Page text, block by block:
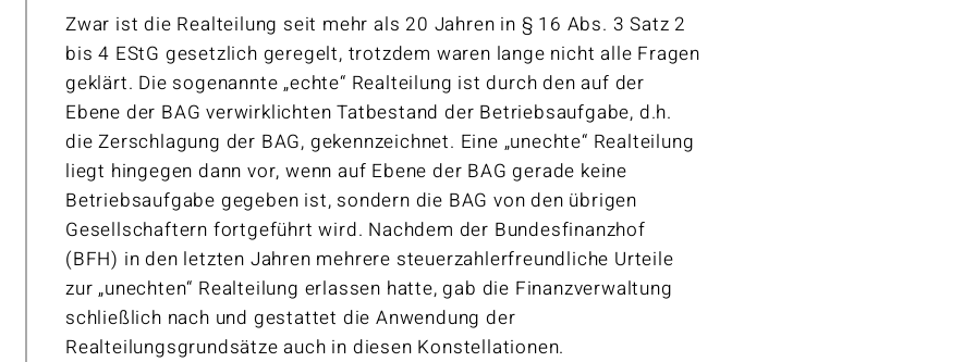
Zwar ist die Realteilung seit mehr als 20 Jahren in § 16 Abs. 3 Satz 2
bis 4 EStG gesetzlich geregelt, trotzdem waren lange nicht alle Fragen
geklärt. Die sogenannte „echte“ Realteilung ist durch den auf der
Ebene der BAG verwirklichten Tatbestand der Betriebsaufgabe, d.h.
die Zerschlagung der BAG, gekennzeichnet. Eine „unechte“ Realteilung
liegt hingegen dann vor, wenn auf Ebene der BAG gerade keine
Betriebsaufgabe gegeben ist, sondern die BAG von den übrigen
Gesellschaftern fortgeführt wird. Nachdem der Bundesfinanzhof
(BFH) in den letzten Jahren mehrere steuerzahlerfreundliche Urteile
zur „unechten“ Realteilung erlassen hatte, gab die Finanzverwaltung
schließlich nach und gestattet die Anwendung der
Realteilungsgrundsätze auch in diesen Konstellationen.